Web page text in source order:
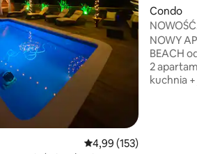
Średnia ocena: 4,99 na
4,99 (153)
Condo
Private
NOWY
BEACH
2
kuchnia